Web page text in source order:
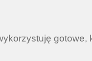
gotowe,